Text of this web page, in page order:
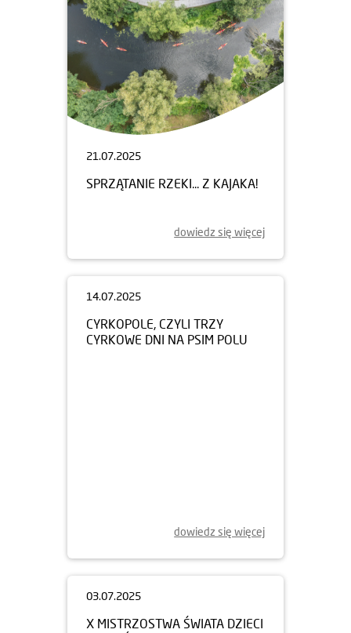
21.07.2025
SPRZĄTANIE RZEKI... Z KAJAKA!
dowiedz się więcej
14.07.2025
CYRKOPOLE, CZYLI TRZY
CYRKOWE DNI NA PSIM POLU
dowiedz się więcej
03.07.2025
X MISTRZOSTWA ŚWIATA DZIECI